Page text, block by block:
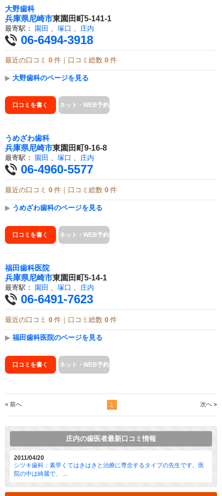
大野歯科
兵庫県尼崎市東園田町5-141-1
最寄駅： 園田 塚口 庄内
06-6494-3918
最近の口コミ 0 件｜口コミ総数 0 件
▶ 大野歯科のページを見る
口コミを書く ネット・WEB予約
うめざわ歯科
兵庫県尼崎市東園田町9-16-8
最寄駅： 園田 、 塚口 、 庄内
06-4960-5577
最近の口コミ 0 件｜口コミ総数 0 件
▶ うめざわ歯科のページを見る
口コミを書く ネット・WEB予約
福田歯科医院
兵庫県尼崎市東園田町5-14-1
最寄駅： 園田 塚口 庄内
06-6491-7623
最近の口コミ 0 件｜口コミ総数 0 件
▶ 福田歯科医院のページを見る
口コミを書く ネット・WEB予約
« 前へ 1 次へ »
庄内の歯医者最新口コミ情報
2011/04/20
シツキ歯科：素早くてはきはきと治療に専念するタイプの先生です。医
院の中は綺麗で、 ...